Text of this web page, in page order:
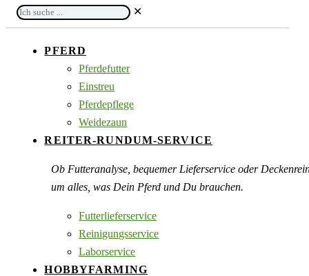
Ich
suche
✕
PFERD
Pferdefutter
Einstreu
Pferdepflege
Weidezaun
REITER-RUNDUM-SERVICE
Ob Futteranalyse, bequemer Lieferservice oder
um alles, was Dein Pferd und Du brauchen.
Futterlieferservice
Reinigungsservice
Laborservice
HOBBYFARMING